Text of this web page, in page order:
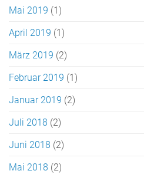
Mai 2019 (1)
April 2019 (1)
März 2019 (2)
Februar 2019 (1)
Januar 2019 (2)
Juli 2018 (2)
Juni 2018 (2)
Mai 2018 (2)